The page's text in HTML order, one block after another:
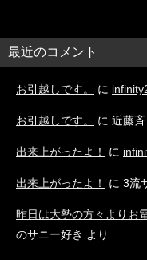
最近のコメント
お引越しです。 に
お引越しです。 に 近藤斉
出来上がったよ！ に
出来上がったよ！ に 3流
昨日は大勢の方々よりお
のサニー好き より